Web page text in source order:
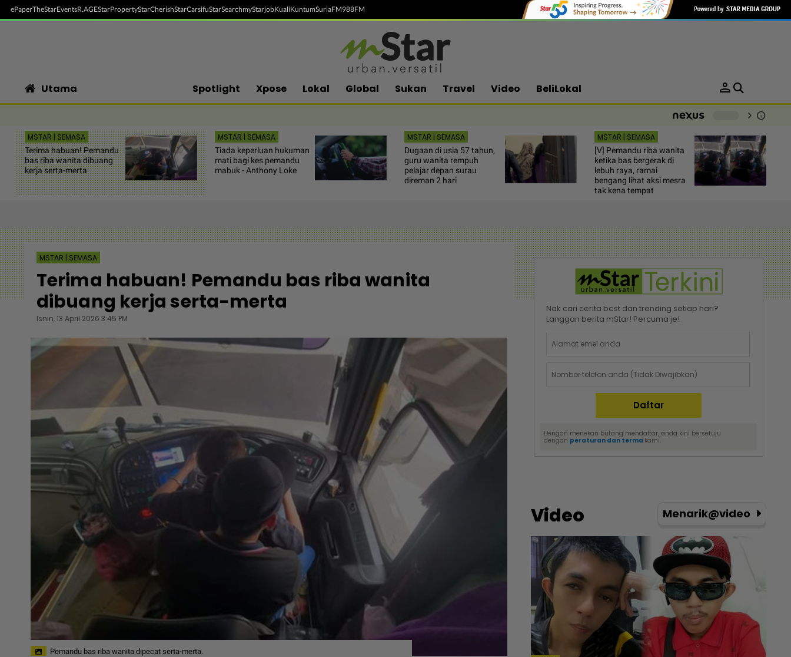
ePaperTheStarEventsR.AGEStarPropertyStarCherishStarCarsifuStarSearchmyStarjobKualiKuntumSuriaFM988FM
Utama Spotlight Xpose Lokal Global Sukan Travel Video BeliLokal person
chevron_right info
MSTAR | SEMASA
Terima habuan! Pemandu
bas riba wanita dibuang
kerja serta-merta
MSTAR | SEMASA
Tiada keperluan hukuman
mati bagi kes pemandu
mabuk - Anthony Loke
MSTAR | SEMASA
Dugaan di usia 57 tahun,
guru wanita rempuh
pelajar depan surau
direman 2 hari
MSTAR | SEMASA
[V] Pemandu riba wanita
ketika bas bergerak di
lebuh raya, ramai
bengang lihat aksi mesra
tak kena tempat
MSTAR | SEMASA
Terima habuan! Pemandu bas riba wanita
dibuang kerja serta-merta
Isnin, 13 April 2026 3:45 PM
Pemandu bas riba wanita dipecat serta-merta.
Nak cari cerita best dan trending setiap hari?
Langgan berita mStar! Percuma je!
Dengan menekan butang mendaftar, anda kini bersetuju
dengan peraturan dan terma kami.
Video Menarik@video